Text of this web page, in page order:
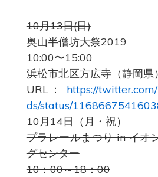
10月13日(日)
奥山半僧坊大祭2019
10:00〜15:00
浜松市北区方広寺（静岡県
URL：https://
ds/status/
10月14日（月・祝）
プラレールまつり in イオ
グセンター
10：00～18：00